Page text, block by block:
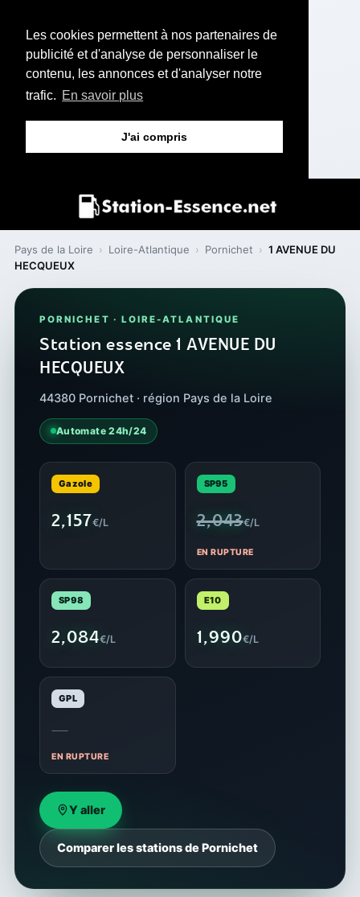
Les cookies permettent à nos partenaires de
publicité et d'analyse de personnaliser le
contenu, les annonces et d'analyser notre
trafic. En savoir plus
J'ai compris
Pays de la Loire › Loire-Atlantique › Pornichet › 1 AVENUE DU
HECQUEUX
PORNICHET · LOIRE-ATLANTIQUE
Station essence 1 AVENUE DU
HECQUEUX
44380 Pornichet · région Pays de la Loire
Automate 24h/24
Gazole
2,157€/L
SP95
2,043€/L
EN RUPTURE
SP98
2,084€/L
E10
1,990€/L
GPL
—
EN RUPTURE
Y aller
Comparer les stations de Pornichet